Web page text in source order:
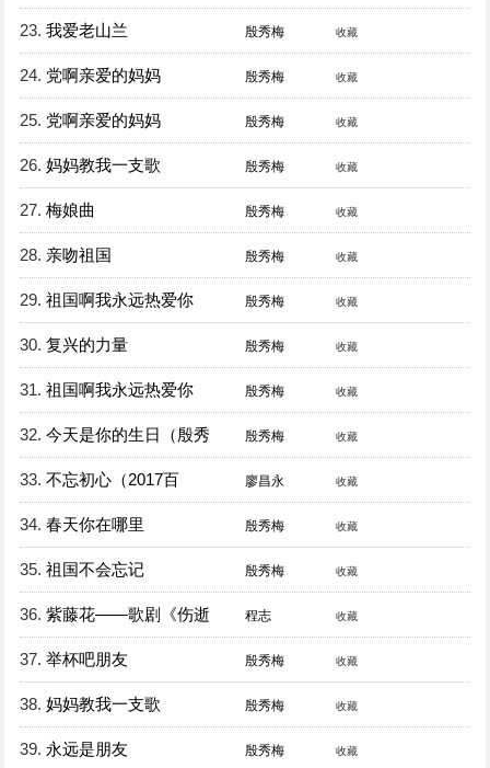
23. 我爱老山兰 殷秀梅 收藏
24. 党啊亲爱的妈妈 殷秀梅 收藏
25. 党啊亲爱的妈妈 殷秀梅 收藏
26. 妈妈教我一支歌 殷秀梅 收藏
27. 梅娘曲 殷秀梅 收藏
28. 亲吻祖国 殷秀梅 收藏
29. 祖国啊我永远热爱你 殷秀梅 收藏
30. 复兴的力量 殷秀梅 收藏
31. 祖国啊我永远热爱你 殷秀梅 收藏
32. 今天是你的生日（殷秀 殷秀梅 收藏
33. 不忘初心（2017百 廖昌永 收藏
34. 春天你在哪里 殷秀梅 收藏
35. 祖国不会忘记 殷秀梅 收藏
36. 紫藤花——歌剧《伤逝 程志 收藏
37. 举杯吧朋友 殷秀梅 收藏
38. 妈妈教我一支歌 殷秀梅 收藏
39. 永远是朋友 殷秀梅 收藏